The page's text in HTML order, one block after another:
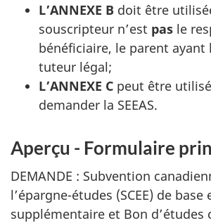
L’ANNEXE B doit être
souscripteur n’est pas le
bénéficiaire, le parent ayant
tuteur légal;
L’ANNEXE C peut être
demander la SEEAS.
Aperçu - Formulaire
DEMANDE : Subvention
l’épargne-études (SCEE) de base
supplémentaire et Bon d’études